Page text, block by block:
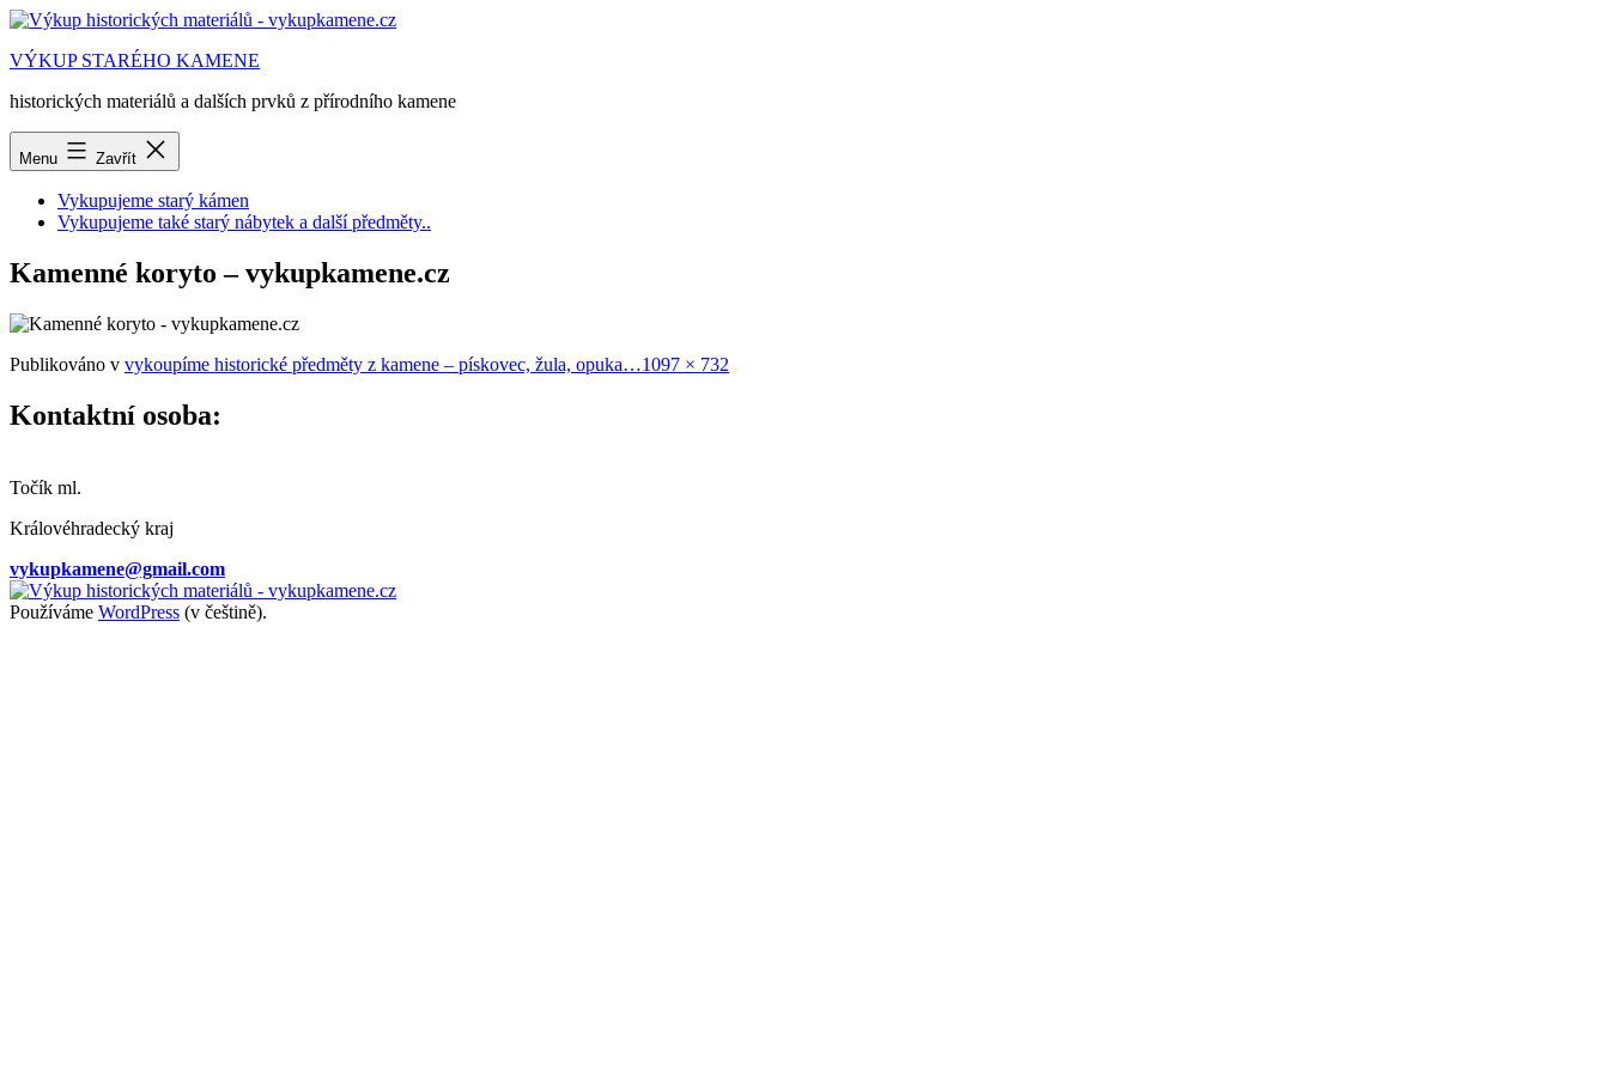
Přejít
obsahu
VÝKUP STARÉHO KAMENE
historických materiálů a dalších prvků z přírodního kamene
Menu Zavřít
Vykupujeme starý kámen
Vykupujeme také starý nábytek a další předměty..
Kamenné koryto – vykupkamene.cz
Publikováno v vykoupíme historické předměty z kamene – pískovec, žula, opuka…Původní
1097 × 732
Kontaktní osoba:
Točík ml.
Královéhradecký kraj
vykupkamene@gmail.com
Používáme WordPress (v češtině).